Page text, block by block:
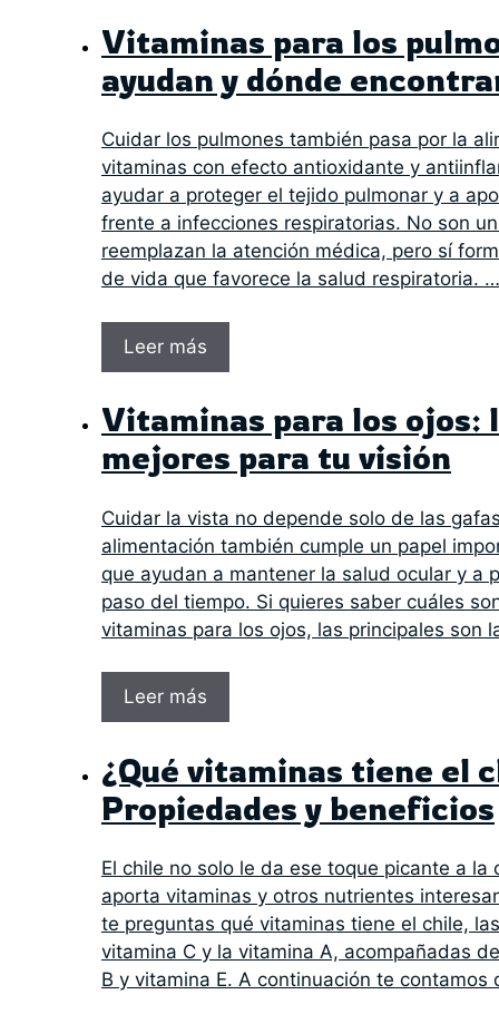
Vitaminas para los
ayudan y dónde
Cuidar los pulmones también pasa por la
vitaminas con efecto antioxidante y
ayudar a proteger el tejido pulmonar y a
frente a infecciones respiratorias. No son
reemplazan la atención médica, pero sí
de vida que favorece la salud respiratoria. …
Leer más
Vitaminas para los ojos:
mejores para tu visión
Cuidar la vista no depende solo de las
alimentación también cumple un papel
que ayudan a mantener la salud ocular y a
paso del tiempo. Si quieres saber cuáles
vitaminas para los ojos, las principales son
Leer más
¿Qué vitaminas tiene el
Propiedades y beneficios
El chile no solo le da ese toque picante a la
aporta vitaminas y otros nutrientes
te preguntas qué vitaminas tiene el chile,
vitamina C y la vitamina A, acompañadas
B y vitamina E. A continuación te